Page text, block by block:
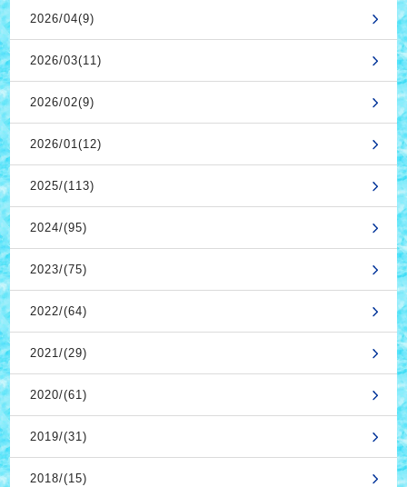
2026/04(9)
2026/03(11)
2026/02(9)
2026/01(12)
2025/(113)
2024/(95)
2023/(75)
2022/(64)
2021/(29)
2020/(61)
2019/(31)
2018/(15)